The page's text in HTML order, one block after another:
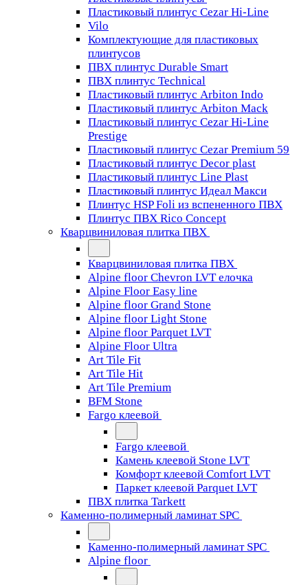
Пластиковый плинтус Cezar Hi-Line
Vilo
Комплектующие для пластиковых
плинтусов
ПВХ плинтус Durable Smart
ПВХ плинтус Technical
Пластиковый плинтус Arbiton Indo
Пластиковый плинтус Arbiton Mack
Пластиковый плинтус Cezar Hi-Line
Prestige
Пластиковый плинтус Cezar Premium 59
Пластиковый плинтус Decor plast
Пластиковый плинтус Line Plast
Пластиковый плинтус Идеал Макси
Плинтус HSP Foli из вспененного ПВХ
Плинтус ПВХ Rico Concept
Кварцвиниловая плитка ПВХ
Кварцвиниловая плитка ПВХ
Alpine floor Chevron LVT елочка
Alpine Floor Easy line
Alpine floor Grand Stone
Alpine floor Light Stone
Alpine floor Parquet LVT
Alpine Floor Ultra
Art Tile Fit
Art Tile Hit
Art Tile Premium
BFM Stone
Fargo клеевой
Fargo клеевой
Камень клеевой Stone LVT
Комфорт клеевой Comfort LVT
Паркет клеевой Parquet LVT
ПВХ плитка Tarkett
Каменно-полимерный ламинат SPC
Каменно-полимерный ламинат SPC
Alpine floor